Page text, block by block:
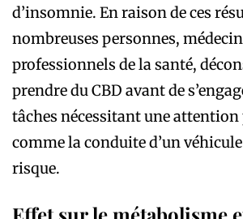
d’insomnie. En raison de ces
nombreuses personnes,
professionnels de la santé,
prendre du CBD avant de
tâches nécessitant une
comme la conduite d’un
risque.